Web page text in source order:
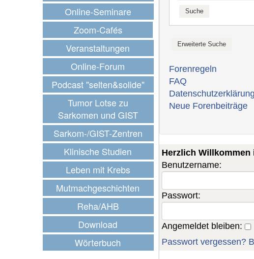
Online-Seminare
Zoom-Cafés
Veranstaltungen
Online-Forum
Podcast "selten&solide"
Tumor Lotse zu
Sarkomen und GIST
Sarkom-/GIST-Zentren
Klinische Studien
Leben mit Krebs
Mutmachgeschichten
Reha/AHB
Download
Wörterbuch
Forenregeln
FAQ
Datenschutzerklärung
Neue Forenbeiträge
Herzlich
Benutzername:
Passwort:
Angemeldet bleiben:
Passwort vergessen?